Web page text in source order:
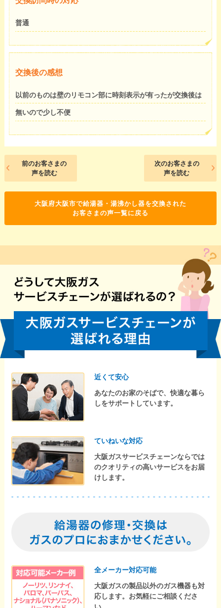
普通
交換後の感想
以前のものは壁のリモコン部に時刻表示が有ったが交換後は
無いので少し不便
前のお客さまの
声を読む
次のお客さまの
声を読む
大阪府大阪市で給湯器・湯沸かし器を交換された
お客さまの声一覧に戻る
近くて安心
あなたのお家のそばで、快適な暮ら
しをサポートしています。
ていねいな対応
大阪ガスサービスチェーンならでは
のクオリティの高いサービスをお届
けします。
全メーカー対応可能
大阪ガスの製品以外のガス機器も対
応します。お気軽にご相談くださ